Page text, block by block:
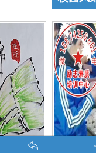
调皮的学生叛逆的孩子在特训学校娱乐中学习-调皮的问题学生怎么教育找什么机构